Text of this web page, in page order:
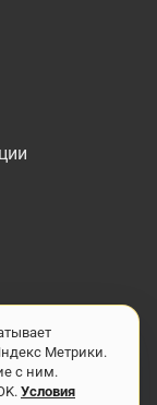
Метрики.
с ним.
Условия